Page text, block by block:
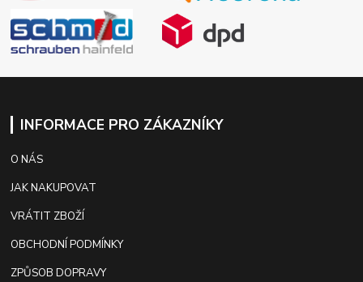
INFORMACE PRO ZÁKAZNÍKY
O NÁS
JAK NAKUPOVAT
VRÁTIT ZBOŽÍ
OBCHODNÍ PODMÍNKY
ZPŮSOB DOPRAVY